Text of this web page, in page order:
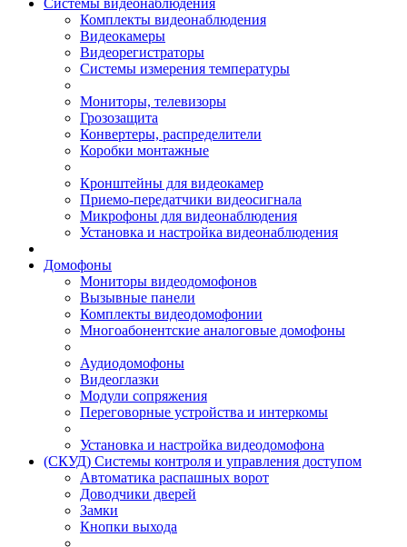
Системы видеонаблюдения
Комплекты видеонаблюдения
Видеокамеры
Видеорегистраторы
Системы измерения температуры
Мониторы, телевизоры
Грозозащита
Конвертеры, распределители
Коробки монтажные
Кронштейны для видеокамер
Приемо-передатчики видеосигнала
Микрофоны для видеонаблюдения
Установка и настройка видеонаблюдения
Домофоны
Мониторы видеодомофонов
Вызывные панели
Комплекты видеодомофонии
Многоабонентские аналоговые домофоны
Аудиодомофоны
Видеоглазки
Модули сопряжения
Переговорные устройства и интеркомы
Установка и настройка видеодомофона
(СКУД) Системы контроля и управления доступом
Автоматика распашных ворот
Доводчики дверей
Замки
Кнопки выхода